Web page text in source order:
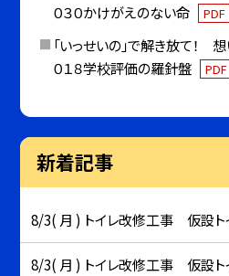
０３０かけがえのない命
PDF
「いっせいの」で解き放て！
０１８学校評価の羅針盤
PDF
新着記事
8/3( 月 ) トイレ改修工事 仮設
8/3( 月 ) トイレ改修工事 仮設